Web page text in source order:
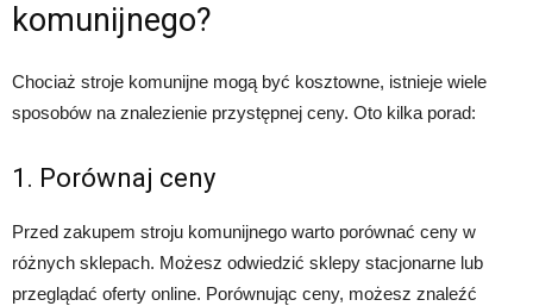
komunijnego?
Chociaż stroje komunijne mogą być kosztowne, istnieje wiele
sposobów na znalezienie przystępnej ceny. Oto kilka porad:
1. Porównaj ceny
Przed zakupem stroju komunijnego warto porównać ceny w
różnych sklepach. Możesz odwiedzić sklepy stacjonarne lub
przeglądać oferty online. Porównując ceny, możesz znaleźć